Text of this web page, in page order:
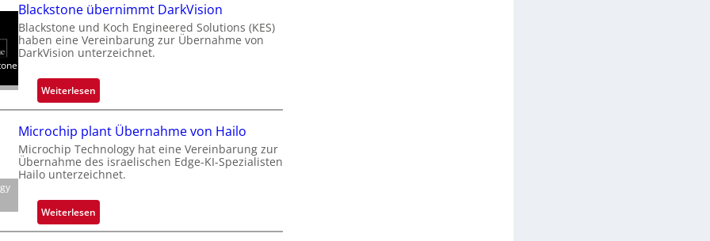
l
a
n
o
b
t
e
i
i
g
t
Blackstone übernimmt DarkVision
Blackstone und Koch Engineered Solutions (KES)
haben eine Vereinbarung zur Übernahme von
DarkVision unterzeichnet.
Weiterlesen:
B
a
c
k
o
Microchip plant Übernahme von Hailo
Microchip Technology hat eine Vereinbarung zur
Übernahme des israelischen Edge-KI-Spezialisten
Hailo unterzeichnet.
Weiterlesen:
M